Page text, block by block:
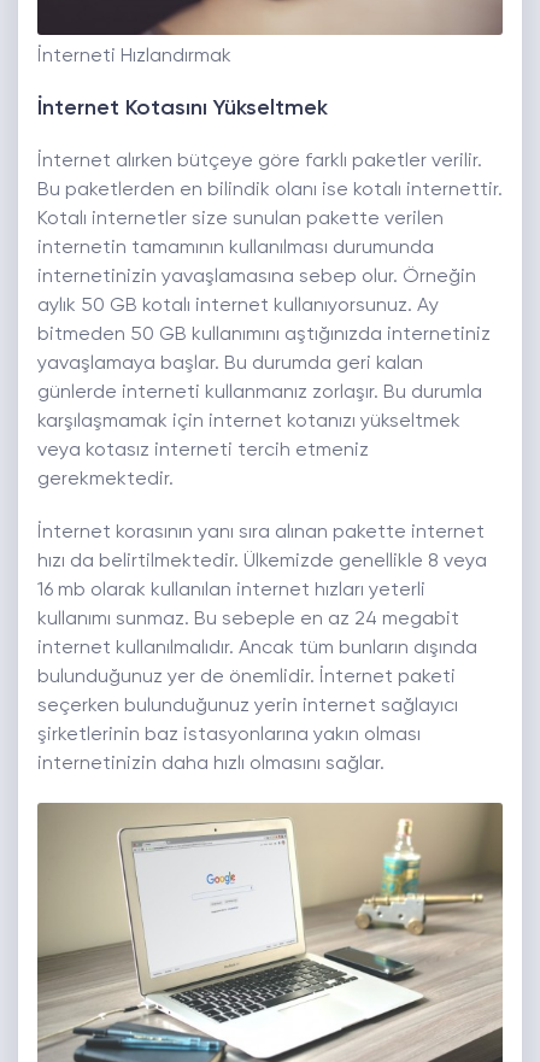
İnterneti Hızlandırmak
İnternet Kotasını Yükseltmek
İnternet alırken bütçeye göre farklı paketler verilir.
Bu paketlerden en bilindik olanı ise kotalı internettir.
Kotalı internetler size sunulan pakette verilen
internetin tamamının kullanılması durumunda
internetinizin yavaşlamasına sebep olur. Örneğin
aylık 50 GB kotalı internet kullanıyorsunuz. Ay
bitmeden 50 GB kullanımını aştığınızda internetiniz
yavaşlamaya başlar. Bu durumda geri kalan
günlerde interneti kullanmanız zorlaşır. Bu durumla
karşılaşmamak için internet kotanızı yükseltmek
veya kotasız interneti tercih etmeniz
gerekmektedir.
İnternet korasının yanı sıra alınan pakette internet
hızı da belirtilmektedir. Ülkemizde genellikle 8 veya
16 mb olarak kullanılan internet hızları yeterli
kullanımı sunmaz. Bu sebeple en az 24 megabit
internet kullanılmalıdır. Ancak tüm bunların dışında
bulunduğunuz yer de önemlidir. İnternet paketi
seçerken bulunduğunuz yerin internet sağlayıcı
şirketlerinin baz istasyonlarına yakın olması
internetinizin daha hızlı olmasını sağlar.